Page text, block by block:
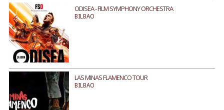
ODISEA - FILM SYMPHONY ORCHESTRA
BILBAO
LAS MINAS FLAMENCO TOUR
BILBAO